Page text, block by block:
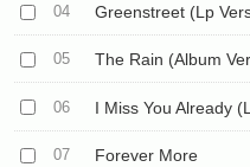
04 Greenstreet (Lp
05 The Rain (Album
06 I Miss You Already
07 Forever More